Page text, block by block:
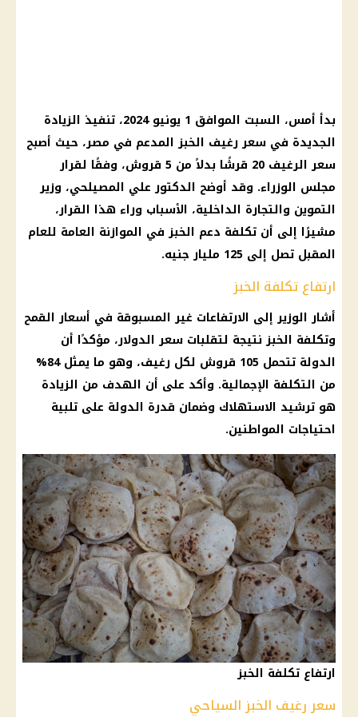
بدأ أمس، السبت الموافق 1 يونيو 2024، تنفيذ الزيادة
الجديدة في سعر رغيف الخبز المدعم في مصر، حيث أصبح
سعر الرغيف 20 قرشًا بدلاً من 5 قروش، وفقًا لقرار
مجلس الوزراء. وقد أوضح الدكتور علي المصيلحي، وزير
التموين والتجارة الداخلية، الأسباب وراء هذا القرار،
مشيرًا إلى أن تكلفة دعم الخبز في الموازنة العامة للعام
المقبل تصل إلى 125 مليار جنيه.
ارتفاع تكلفة الخبز
أشار الوزير إلى الارتفاعات غير المسبوقة في أسعار القمح
وتكلفة الخبز نتيجة لتقلبات سعر الدولار، مؤكدًا أن
الدولة تتحمل 105 قروش لكل رغيف، وهو ما يمثل 84%
من التكلفة الإجمالية. وأكد على أن الهدف من الزيادة
هو ترشيد الاستهلاك وضمان قدرة الدولة على تلبية
احتياجات المواطنين.
ارتفاع تكلفة الخبز
سعر رغيف الخبز السياحي